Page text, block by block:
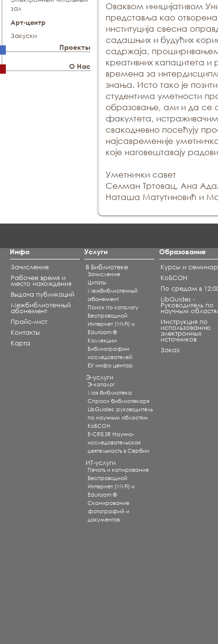
зал
Арт-центр
Закуски
Проекты
О Нас
Оваквом иницијативом
представља као
институција свесна
садашњих и будућих
садржаја,
креативних капацитета
времена за
знања. Исто тако је
студентима уметности
образовање, али и да се
факултета,
свакодневно посећују
најсавременије
које наговештавају
Уметнички савет
Селман Тртовац, Ана
Наташа Матутиновић и
Инфо
Зачисление
Рабочее время и
место нахождения
Выдача публикаций
Межбиблиотечный
абонемент
Прайс-лист
Контакты
Карта
Услуги
В Библиотеке
Зачисление
Цитаты
Межбиблиотечный
абонемент
Поиск по каталогу
Беспроводной
Интернет (Wi-Fi) и
Eduroam ®
Коллекции
Библиографии
исследователей
ЕУ инфо центар
Э-услуги
Э-каталог
Моя библиотека
Спроси библиотекаря
LibGuides: руководитель
по научным областям
КоБСОН
E-CRIS.SR Научно-
исследовательская
деятельность в Сербии
ИТ-услуги
Печать и копирование
Беспроводной
Интернет (Wi-Fi) и
Eduroam ®
Сканирование
фотографий и
документов
Образование
Курсы и
КоБСОН
По средам в
LibGuides -
Руководитель по
научным
Инструкция по
использованию
электронных
источников
Заказ